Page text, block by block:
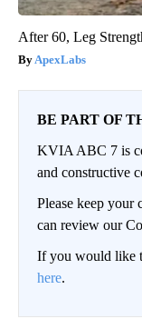
After 60, Leg
ApexLabs
BE PART OF
KVIA ABC 7 is
and constructive
Please keep your
can review our
If you would like
here.